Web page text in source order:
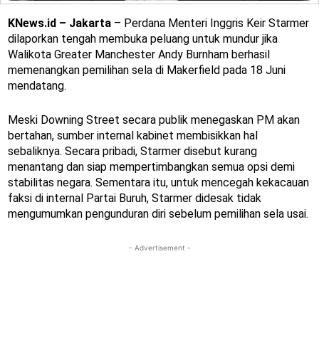
KNews.id – Jakarta – Perdana Menteri Inggris Keir Starmer
dilaporkan tengah membuka peluang untuk mundur jika
Walikota Greater Manchester Andy Burnham berhasil
memenangkan pemilihan sela di Makerfield pada 18 Juni
mendatang.
Meski Downing Street secara publik menegaskan PM akan
bertahan, sumber internal kabinet membisikkan hal
sebaliknya. Secara pribadi, Starmer disebut kurang
menantang dan siap mempertimbangkan semua opsi demi
stabilitas negara. Sementara itu, untuk mencegah kekacauan
faksi di internal Partai Buruh, Starmer didesak tidak
mengumumkan pengunduran diri sebelum pemilihan sela usai.
- Advertisement -